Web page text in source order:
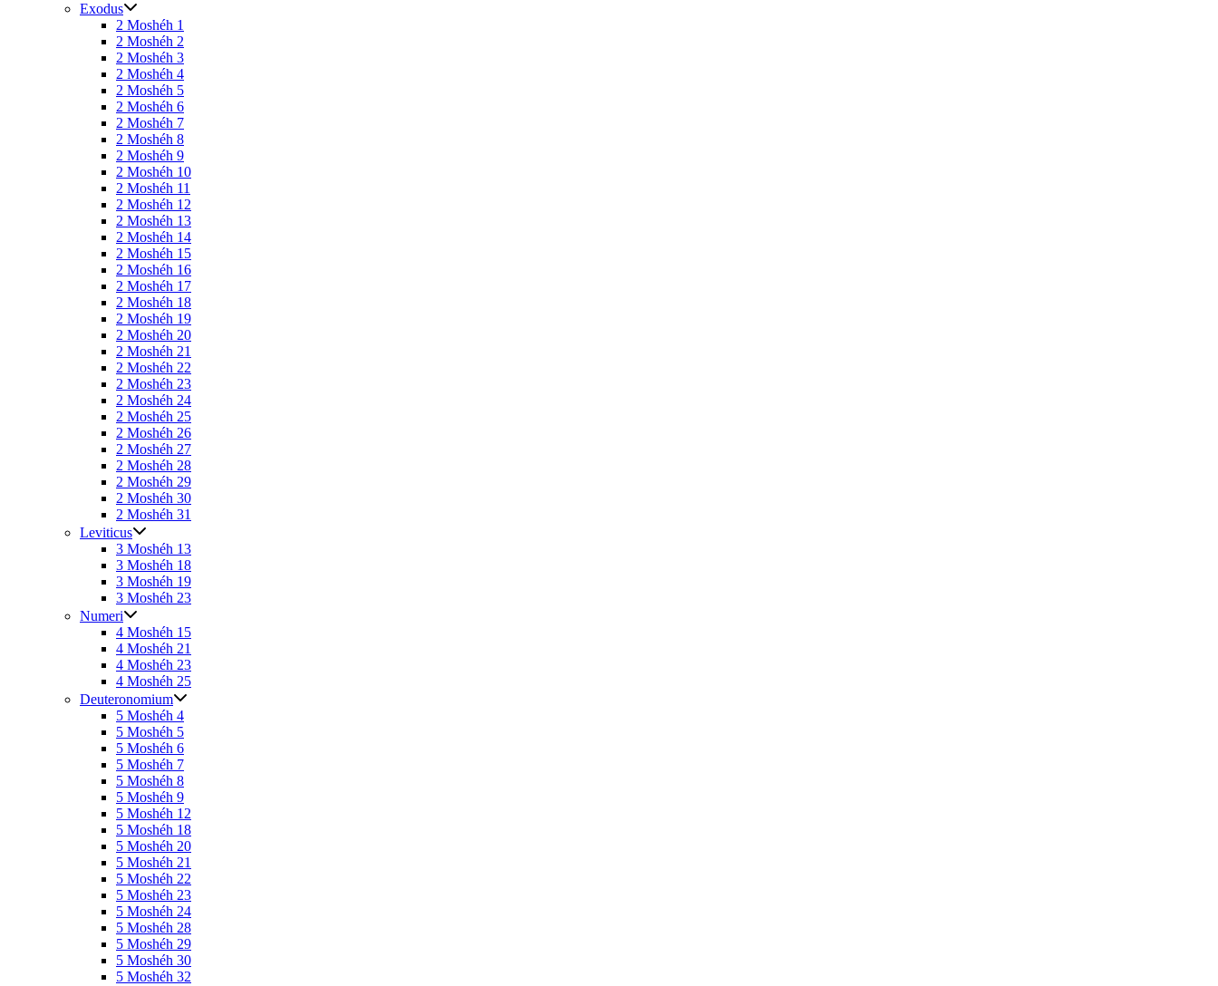
Exodus
2 Moshéh 1
2 Moshéh 2
2 Moshéh 3
2 Moshéh 4
2 Moshéh 5
2 Moshéh 6
2 Moshéh 7
2 Moshéh 8
2 Moshéh 9
2 Moshéh 10
2 Moshéh 11
2 Moshéh 12
2 Moshéh 13
2 Moshéh 14
2 Moshéh 15
2 Moshéh 16
2 Moshéh 17
2 Moshéh 18
2 Moshéh 19
2 Moshéh 20
2 Moshéh 21
2 Moshéh 22
2 Moshéh 23
2 Moshéh 24
2 Moshéh 25
2 Moshéh 26
2 Moshéh 27
2 Moshéh 28
2 Moshéh 29
2 Moshéh 30
2 Moshéh 31
Leviticus
3 Moshéh 13
3 Moshéh 18
3 Moshéh 19
3 Moshéh 23
Numeri
4 Moshéh 15
4 Moshéh 21
4 Moshéh 23
4 Moshéh 25
Deuteronomium
5 Moshéh 4
5 Moshéh 5
5 Moshéh 6
5 Moshéh 7
5 Moshéh 8
5 Moshéh 9
5 Moshéh 12
5 Moshéh 18
5 Moshéh 20
5 Moshéh 21
5 Moshéh 22
5 Moshéh 23
5 Moshéh 24
5 Moshéh 28
5 Moshéh 29
5 Moshéh 30
5 Moshéh 32